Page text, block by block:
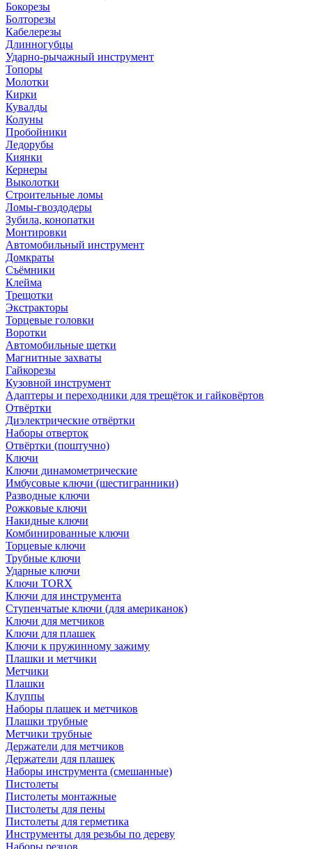
Бокорезы
Болторезы
Кабелерезы
Длинногубцы
Ударно-рычажный инструмент
Топоры
Молотки
Кирки
Кувалды
Колуны
Пробойники
Ледорубы
Киянки
Кернеры
Выколотки
Строительные ломы
Ломы-гвоздодеры
Зубила, конопатки
Монтировки
Автомобильный инструмент
Домкраты
Съёмники
Клейма
Трещотки
Экстракторы
Торцевые головки
Воротки
Автомобильные щетки
Магнитные захваты
Гайкорезы
Кузовной инструмент
Адаптеры и переходники для трещёток и гайковёртов
Отвёртки
Диэлектрические отвёртки
Наборы отверток
Отвёртки (поштучно)
Ключи
Ключи динамометрические
Имбусовые ключи (шестигранники)
Разводные ключи
Рожковые ключи
Накидные ключи
Комбинированные ключи
Торцевые ключи
Трубные ключи
Ударные ключи
Ключи TORX
Ключи для инструмента
Ступенчатые ключи (для американок)
Ключи для метчиков
Ключи для плашек
Ключи к пружинному зажиму
Плашки и метчики
Метчики
Плашки
Клуппы
Наборы плашек и метчиков
Плашки трубные
Метчики трубные
Держатели для метчиков
Держатели для плашек
Наборы инструмента (смешанные)
Пистолеты
Пистолеты монтажные
Пистолеты для пены
Пистолеты для герметика
Инструменты для резьбы по дереву
Наборы резцов